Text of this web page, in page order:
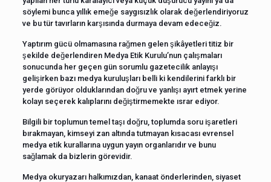
söylemi bunca yıllık emeğe saygısızlık olarak değerlendiriyoruz
ve bu tür tavırların karşısında durmaya devam edeceğiz.
Yaptırım gücü olmamasına rağmen gelen şikâyetleri titiz bir
şekilde değerlendiren Medya Etik Kurulu’nun çalışmaları
sonucunda her geçen gün sorumlu gazetecilik anlayışı
gelişirken bazı medya kuruluşları belli ki kendilerini farklı bir
yerde görüyor olduklarından doğru ve yanlışı ayırt etmek yerine
kolayı seçerek kalıplarını değiştirmemekte ısrar ediyor.
Bilgili bir toplumun temel taşı doğru, toplumda soru işaretleri
bırakmayan, kimseyi zan altında tutmayan kısacası evrensel
medya etik kurallarına uygun yayın organlarıdır ve bunu
sağlamak da bizlerin görevidir.
Medya okuryazarı halkımızdan, kanaat önderlerinden, siyaset